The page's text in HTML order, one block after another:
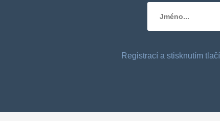
Registrací a stisknutím